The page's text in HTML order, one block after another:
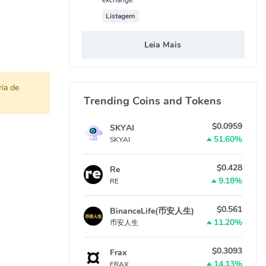
de
Listagem
Leia Mais
Trending Coins and Tokens
SKYAI
SKYAI
$0.0959
51.60%
Re
RE
$0.428
9.18%
BinanceLife(币安人生)
币安人生
$0.561
11.20%
Frax
FRAX
$0.3093